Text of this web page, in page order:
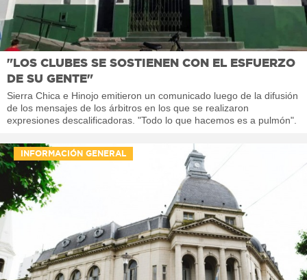
"LOS CLUBES SE SOSTIENEN CON EL ESFUERZO
DE SU GENTE"
Sierra Chica e Hinojo emitieron un comunicado luego de la difusión
de los mensajes de los árbitros en los que se realizaron
expresiones descalificadoras. "Todo lo que hacemos es a pulmón".
INFORMACIÓN GENERAL